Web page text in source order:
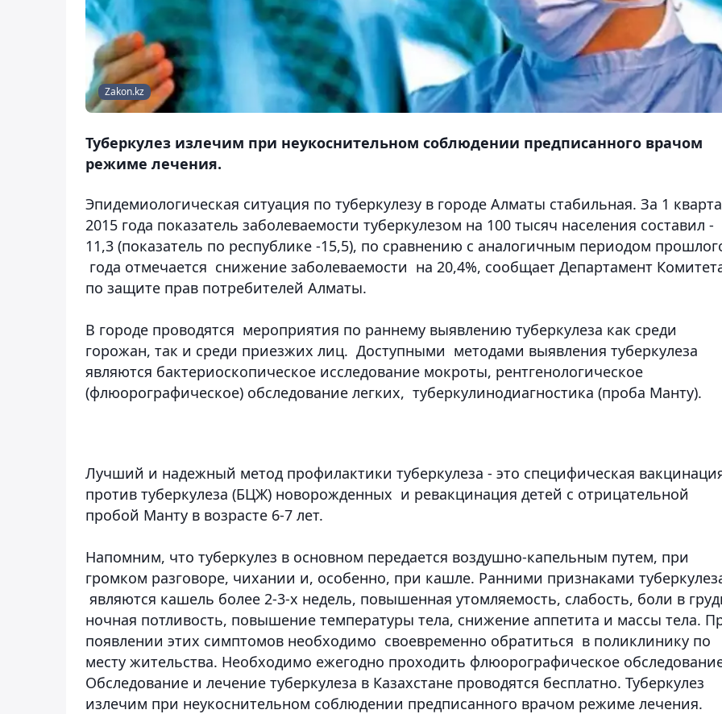
Zakon.kz
Туберкулез излечим при неукоснительном соблюдении предписанного врачом
режиме лечения.
Эпидемиологическая ситуация по туберкулезу в городе Алматы стабильная. За 1
2015 года показатель заболеваемости туберкулезом на 100 тысяч населения составил -
11,3 (показатель по республике -15,5), по сравнению с аналогичным периодом
года отмечается снижение заболеваемости на 20,4%, сообщает Департамент
по защите прав потребителей Алматы.
В городе проводятся мероприятия по раннему выявлению туберкулеза как среди
горожан, так и среди приезжих лиц. Доступными методами выявления туберкулеза
являются бактериоскопическое исследование мокроты, рентгенологическое
(флюорографическое) обследование легких, туберкулинодиагностика (проба Манту).
Лучший и надежный метод профилактики туберкулеза - это специфическая
против туберкулеза (БЦЖ) новорожденных и ревакцинация детей с отрицательной
пробой Манту в возрасте 6-7 лет.
Напомним, что туберкулез в основном передается воздушно-капельным путем, при
громком разговоре, чихании и, особенно, при кашле. Ранними признаками
являются кашель более 2-3-х недель, повышенная утомляемость, слабость, боли в
ночная потливость, повышение температуры тела, снижение аппетита и массы тела.
появлении этих симптомов необходимо своевременно обратиться в поликлинику по
месту жительства. Необходимо ежегодно проходить флюорографическое
Обследование и лечение туберкулеза в Казахстане проводятся бесплатно. Туберкулез
излечим при неукоснительном соблюдении предписанного врачом режиме лечения.